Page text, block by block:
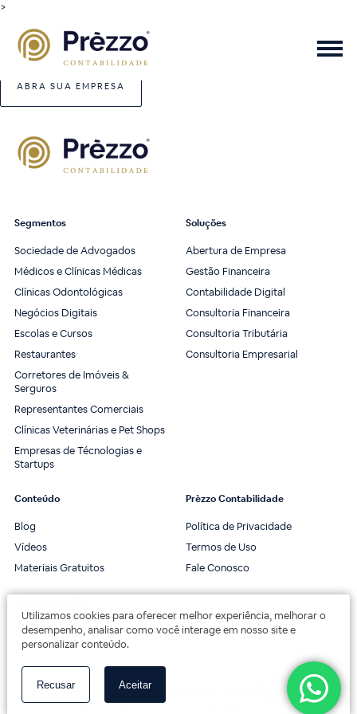
>
Utilizamos cookies para oferecer melhor experiência, melhorar o
desempenho, analisar como você interage em nosso site e
personalizar conteúdo.
Recusar Aceitar
ABRA SUA EMPRESA
Segmentos
Sociedade de Advogados
Médicos e Clínicas Médicas
Clínicas Odontológicas
Negócios Digitais
Escolas e Cursos
Restaurantes
Corretores de Imóveis &
Serguros
Representantes Comerciais
Clínicas Veterinárias e Pet Shops
Empresas de Técnologias e
Startups
Soluções
Abertura de Empresa
Gestão Financeira
Contabilidade Digital
Consultoria Financeira
Consultoria Tributária
Consultoria Empresarial
Conteúdo
Blog
Vídeos
Materiais Gratuitos
Prèzzo Contabilidade
Política de Privacidade
Termos de Uso
Fale Conosco
© 2020 Prèzzo Contabilidade. Todos os direitos reservados.
Av. das Américas, 3443, 2º andar, Bloco 3B, Sala 202. Barra da Tijuca, Rio de Janeiro.
Av. das Américas, 18000 - Centro Empresarial One Offices.